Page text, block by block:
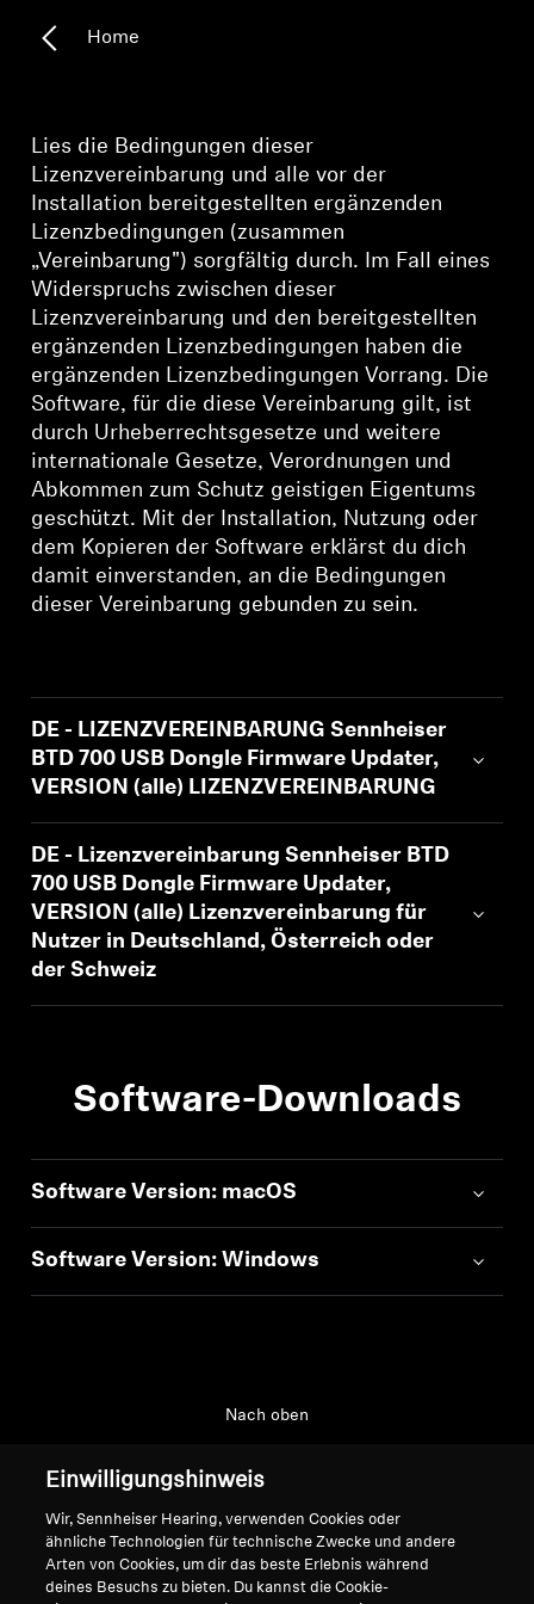
Kopfhörer-Ersatzteile & Zubehör
Hearing
Hearing
TV-Kopfhörer
Hörer-Ressourcen
Original-Hörteile & Zubehör
Soundbars
AMBEO Soundbars und Subs
AMBEO entdecken
Entdecken
Über uns
Innovationen
Klangraum
Professionell
Home
Lies die Bedingungen dieser
Lizenzvereinbarung und alle vor der
Installation bereitgestellten ergänzenden
Lizenzbedingungen (zusammen
„Vereinbarung") sorgfältig durch. Im Fall eines
Widerspruchs zwischen dieser
Lizenzvereinbarung und den bereitgestellten
ergänzenden Lizenzbedingungen haben die
ergänzenden Lizenzbedingungen Vorrang. Die
Software, für die diese Vereinbarung gilt, ist
durch Urheberrechtsgesetze und weitere
internationale Gesetze, Verordnungen und
Abkommen zum Schutz geistigen Eigentums
geschützt. Mit der Installation, Nutzung oder
dem Kopieren der Software erklärst du dich
damit einverstanden, an die Bedingungen
dieser Vereinbarung gebunden zu sein.
DE - LIZENZVEREINBARUNG Sennheiser
BTD 700 USB Dongle Firmware Updater,
VERSION (alle) LIZENZVEREINBARUNG
DE - Lizenzvereinbarung Sennheiser BTD
700 USB Dongle Firmware Updater,
VERSION (alle) Lizenzvereinbarung für
Nutzer in Deutschland, Österreich oder
der Schweiz
Software-Downloads
Software Version: macOS
Software Version: Windows
Support
Nach oben
Impressum
Globale Datenschutzrichtlinie
Unser Unternehmen
Einwilligungshinweis
Wir, Sennheiser Hearing, verwenden Cookies oder
ähnliche Technologien für technische Zwecke und andere
Arten von Cookies, um dir das beste Erlebnis während
deines Besuchs zu bieten. Du kannst die Cookie-
Ihre zuvor gespeicherten Artikel anzuzeigen.